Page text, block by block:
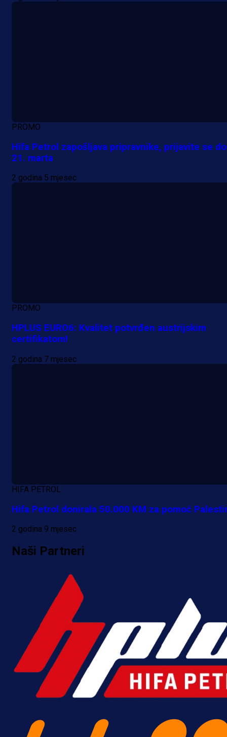
A Selekcija
je Barbarez rekao o transferu
PROMO
Hifa Petrol zapošljava pripravnike, prijavite se do
21. marta
2 godina 5 mjesec
PROMO
HPLUS EURO6: Kvalitet potvrđen austrijskim
certifikatom!
2 godina 7 mjesec
HIFA PETROL
Hifa Petrol donirala 50.000 KM za pomoć
2 godina 9 mjesec
Naši Partneri